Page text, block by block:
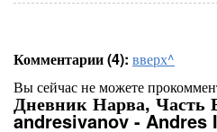
Комментарии (4): вверх^
Вы сейчас не можете
Дневник Нарва, Часть
andresivanov - Andres